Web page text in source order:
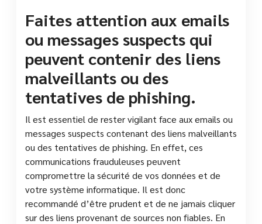
Faites attention aux emails
ou messages suspects qui
peuvent contenir des liens
malveillants ou des
tentatives de phishing.
Il est essentiel de rester vigilant face aux emails ou
messages suspects contenant des liens malveillants
ou des tentatives de phishing. En effet, ces
communications frauduleuses peuvent
compromettre la sécurité de vos données et de
votre système informatique. Il est donc
recommandé d’être prudent et de ne jamais cliquer
sur des liens provenant de sources non fiables. En